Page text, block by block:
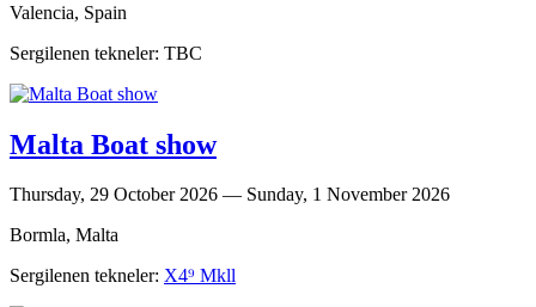
Valencia, Spain
Sergilenen tekneler: TBC
Malta Boat show
Thursday, 29 October 2026 — Sunday, 1 November 2026
Bormla, Malta
Sergilenen tekneler: X4⁹ Mkll